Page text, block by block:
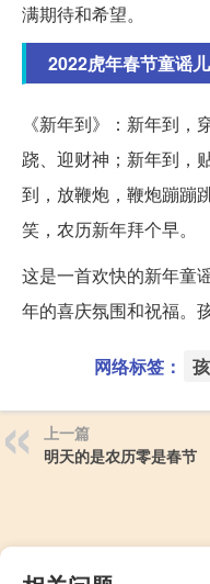
满期待和希望。
2022虎年春节童谣
《新年到》：新年到
跷、迎财神；新年到，
到，放鞭炮，鞭炮蹦蹦
笑，农历新年拜个早。
这是一首欢快的新年童
年的喜庆氛围和祝福。
网络标签：
上一篇
明天的是农历零是春节